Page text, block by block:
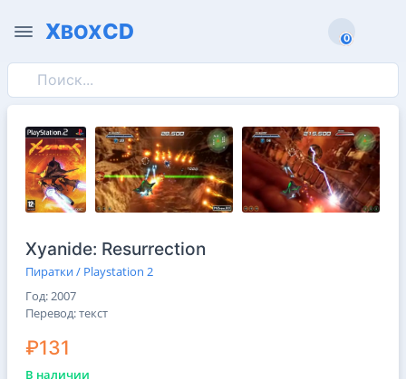
XBOXCD 0
0
Xyanide: Resurrection
Пиратки / Playstation 2
Год: 2007
Перевод: текст
₽131
В наличии